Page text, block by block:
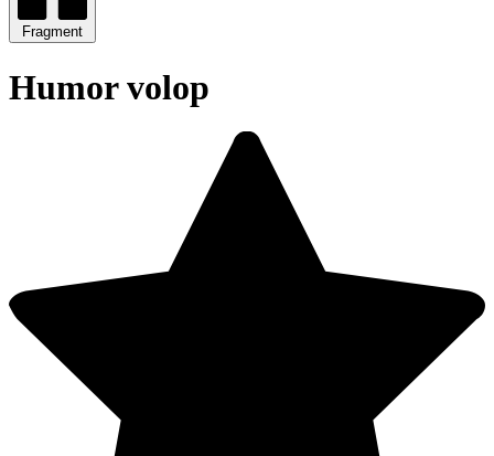
Fragment
Humor volop